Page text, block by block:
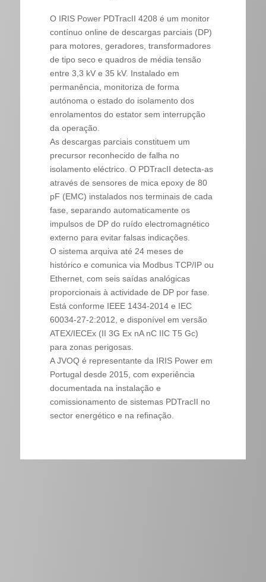
O IRIS Power PDTracII 4208 é um monitor
contínuo online de descargas parciais (DP)
para motores, geradores, transformadores
de tipo seco e quadros de média tensão
entre 3,3 kV e 35 kV. Instalado em
permanência, monitoriza de forma
autónoma o estado do isolamento dos
enrolamentos do estator sem interrupção
da operação.
As descargas parciais constituem um
precursor reconhecido de falha no
isolamento eléctrico. O PDTracII detecta-as
através de sensores de mica epoxy de 80
pF (EMC) instalados nos terminais de cada
fase, separando automaticamente os
impulsos de DP do ruído electromagnético
externo para evitar falsas indicações.
O sistema arquiva até 24 meses de
histórico e comunica via Modbus TCP/IP ou
Ethernet, com seis saídas analógicas
proporcionais à actividade de DP por fase.
Está conforme IEEE 1434-2014 e IEC
60034-27-2:2012, e disponível em versão
ATEX/IECEx (II 3G Ex nA nC IIC T5 Gc)
para zonas perigosas.
A JVOQ é representante da IRIS Power em
Portugal desde 2015, com experiência
documentada na instalação e
comissionamento de sistemas PDTracII no
sector energético e na refinação.